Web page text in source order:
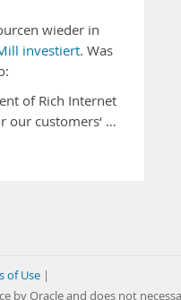
wieder in
investiert. Was
of Rich Internet
our customers‘ …
of Use |
Oracle and does not